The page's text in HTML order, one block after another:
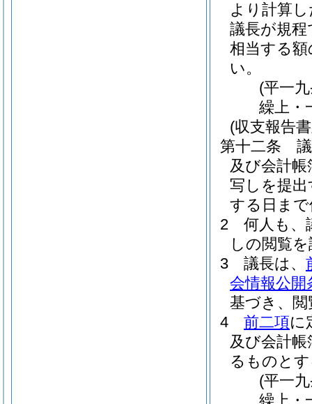
より計算
議長が規
相当する
い。
(平一
繰上・
(収支報告
第十二条
及び会計
写しを提
する日ま
2
何人も、
しの閲覧
3
議長は、
会情報公開
基づき、
4
前二項に
及び会計
るものと
(平一
繰上・